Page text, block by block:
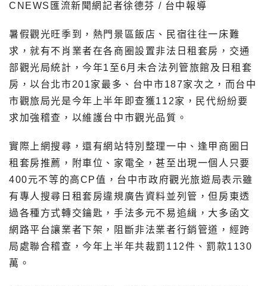
CNEWS匯流新聞網記者徐德芬 / 台中報導
暑假觀光旺季到，熱門景區飯店、民宿往往一床難
求，就有不肖業者在各商圈設置非法日租套房，交通
部觀光局統計，今年1至6月未合法列管旅館及日租套
房，以台北市201家最多、台中市187家次之，而台中
市觀旅局光是今年上半年即查獲112家，民代紛紛要
求加強稽查，以維護台中市觀光品質。
實際上網搜尋，還有網站特別整理一中、逢甲商圈日
租套房推薦，附車位、家電全，甚至出現一個人只要
400元不等的高CP值，台中市政府觀光旅遊局表示雖
有專人搜尋日租套房違規廣告資料並列管，但房東透
過各種方式轉交鑰匙，手法多元不易追緝，大多函文
網路平台讓業者下架，阻斷非法業者行銷管道，經跨
局處聯合稽查，今年上半年共裁罰112件、罰款1130
萬。